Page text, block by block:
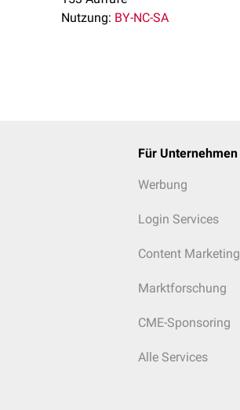
Nutzung: BY-NC-SA
Für Unternehmen
Werbung
Login Services
Content Marketing
Marktforschung
CME-Sponsoring
Alle Services